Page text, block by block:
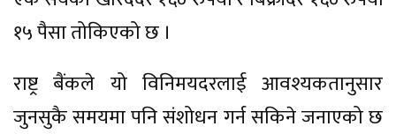
१५ पैसा तोकिएको छ ।
राष्ट्र बैंकले यो विनिमयदरलाई आवश्यकतानुसार
जुनसुकै समयमा पनि संशोधन गर्न सकिने जनाएको छ